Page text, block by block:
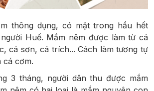
thông dụng, có mặt trong hầu hết
Huế. Mắm nêm được làm từ cá
cá sơn, cá trích... Cách làm tương tự
cá cơm.
3 tháng, người dân thu được mắm